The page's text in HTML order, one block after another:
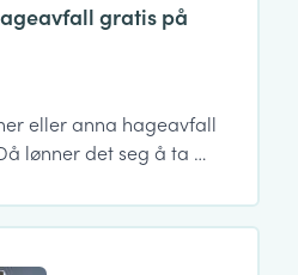
gratis på
eller anna hageavfall
lønner det seg å ta …